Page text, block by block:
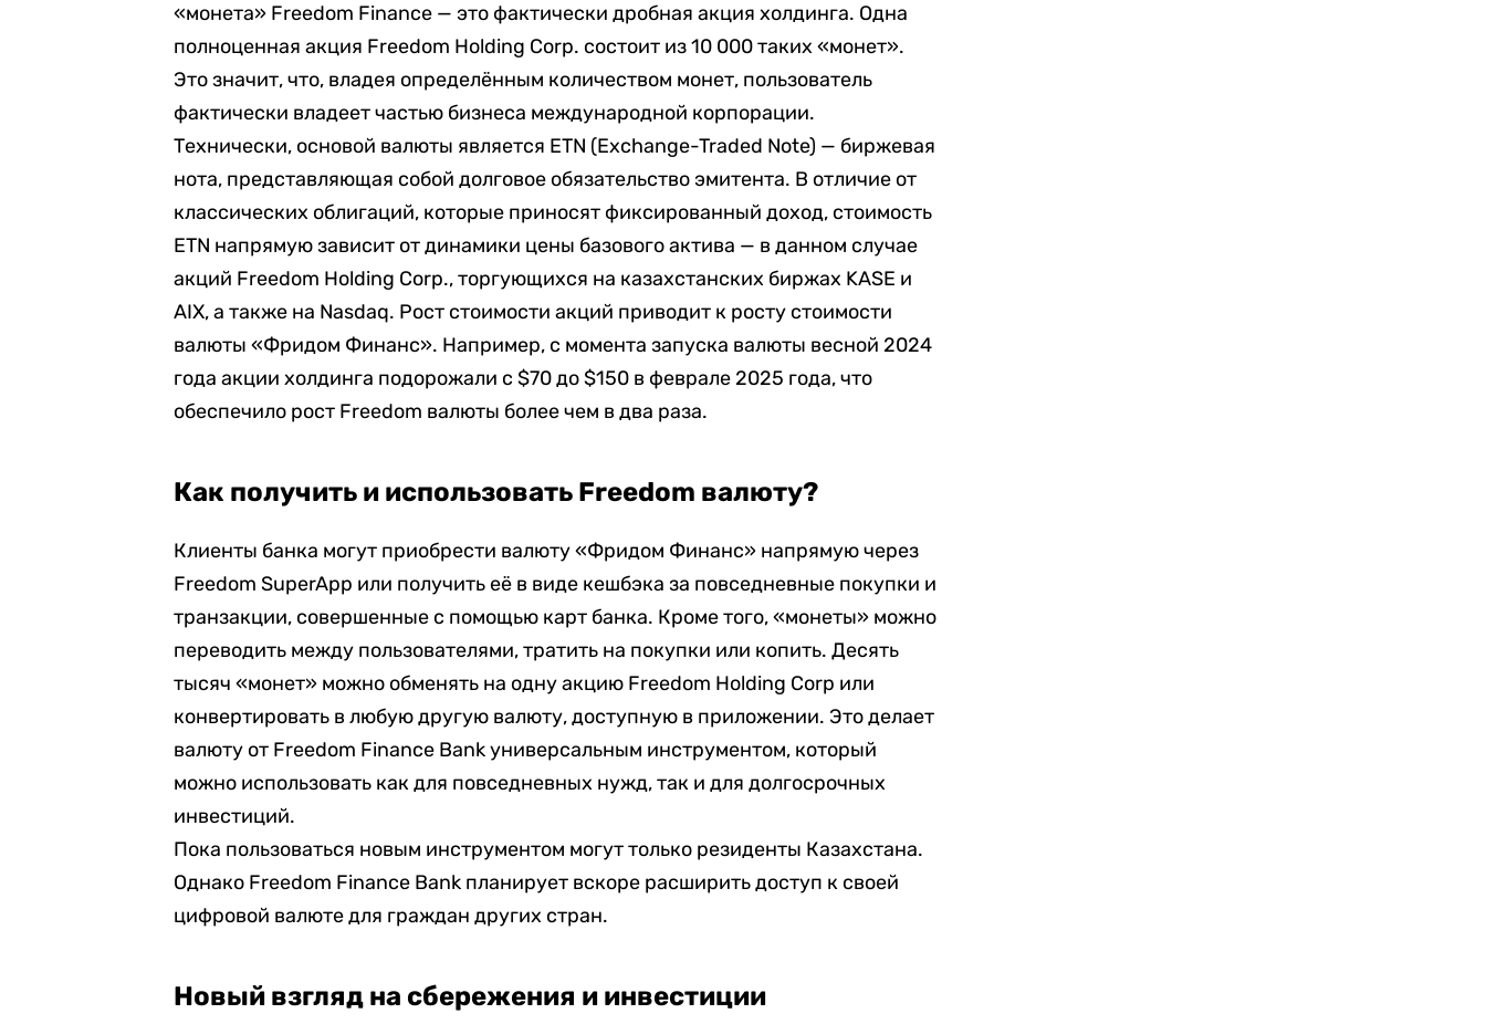
«монета» Freedom Finance — это фактически дробная акция холдинга. Одна
полноценная акция Freedom Holding Corp. состоит из 10 000 таких «монет».
Это значит, что, владея определённым количеством монет, пользователь
фактически владеет частью бизнеса международной корпорации.
Технически, основой валюты является ETN (Exchange-Traded Note) — биржевая
нота, представляющая собой долговое обязательство эмитента. В отличие от
классических облигаций, которые приносят фиксированный доход, стоимость
ETN напрямую зависит от динамики цены базового актива — в данном случае
акций Freedom Holding Corp., торгующихся на казахстанских биржах KASE и
AIX, а также на Nasdaq. Рост стоимости акций приводит к росту стоимости
валюты «Фридом Финанс». Например, с момента запуска валюты весной 2024
года акции холдинга подорожали с $70 до $150 в феврале 2025 года, что
обеспечило рост Freedom валюты более чем в два раза.
Как получить и использовать Freedom валюту?
Клиенты банка могут приобрести валюту «Фридом Финанс» напрямую через
Freedom SuperApp или получить её в виде кешбэка за повседневные покупки и
транзакции, совершенные с помощью карт банка. Кроме того, «монеты» можно
переводить между пользователями, тратить на покупки или копить. Десять
тысяч «монет» можно обменять на одну акцию Freedom Holding Corp или
конвертировать в любую другую валюту, доступную в приложении. Это делает
валюту от Freedom Finance Bank универсальным инструментом, который
можно использовать как для повседневных нужд, так и для долгосрочных
инвестиций.
Пока пользоваться новым инструментом могут только резиденты Казахстана.
Однако Freedom Finance Bank планирует вскоре расширить доступ к своей
цифровой валюте для граждан других стран.
Новый взгляд на сбережения и инвестиции